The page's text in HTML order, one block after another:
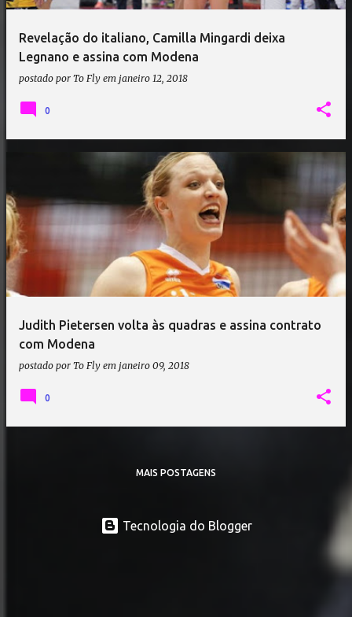
Revelação do italiano, Camilla Mingardi deixa
Legnano e assina com Modena
postado por To Fly em janeiro 12, 2018
0
Judith Pietersen volta às quadras e assina contrato
com Modena
postado por To Fly em janeiro 09, 2018
0
MAIS POSTAGENS
Tecnologia do Blogger